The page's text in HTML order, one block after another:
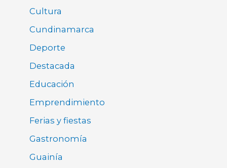
Cultura
Cundinamarca
Deporte
Destacada
Educación
Emprendimiento
Ferias y fiestas
Gastronomía
Guainía